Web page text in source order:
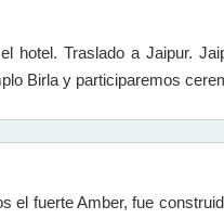
hotel. Traslado a Jaipur.
Birla y participaremos
el fuerte Amber, fue